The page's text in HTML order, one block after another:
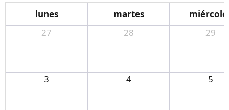
lunes martes
27
28 29
3 4 5